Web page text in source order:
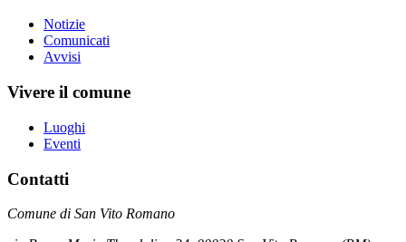
Notizie
Comunicati
Avvisi
Vivere il comune
Luoghi
Eventi
Contatti
Comune di San Vito Romano